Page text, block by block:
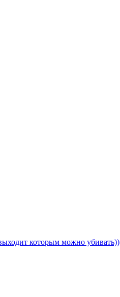
которым можно убивать))